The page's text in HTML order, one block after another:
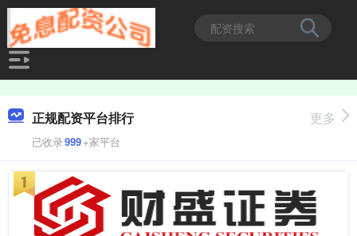
正规配资平台排行
已收录999+家平台
更多